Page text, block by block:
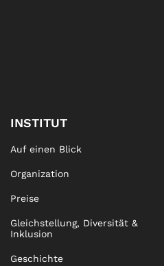
INSTITUT
Auf einen Blick
Organization
Preise
Gleichstellung, Diversität &
Inklusion
Geschichte